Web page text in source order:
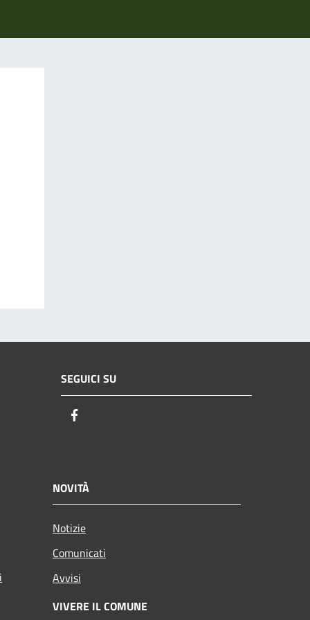
SEGUICI SU
NOVITÀ
Notizie
Comunicati
Avvisi
VIVERE IL COMUNE